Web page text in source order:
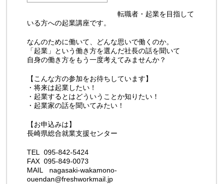
転職者・起業を目指して
いる方への起業講座です。
なんのために働いて、どんな思いで働くのか。
「起業」という働き方を選んだ社長の話を聞いて
自身の働き方をもう一度考えてみませんか？
【こんな方の参加をお待ちしています】
・将来は起業したい！
・起業するとはどういうことか知りたい！
・起業家の話を聞いてみたい！
【お申込みは】
長崎県総合就業支援センター
TEL 095-842-5424
FAX 095-849-0073
MAIL nagasaki-wakamono-
ouendan@freshworkmail.jp